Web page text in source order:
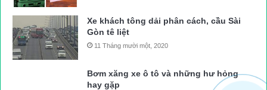
Xe khách tông dải phân cách, cầu Sài
Gòn tê liệt
11 Tháng mười một, 2020
Bơm xăng xe ô tô và những hư hỏng
hay gặp